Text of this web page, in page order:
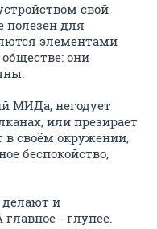
свой
полезен для
элементами
они
МИДа, негодует
или презирает
своём окружении,
беспокойство,
и
- глупее.